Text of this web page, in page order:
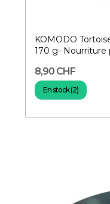
KOMODO
170 g- Nourriture
8,90 CHF
En stock (2)